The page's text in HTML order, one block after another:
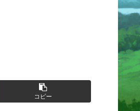
コピー